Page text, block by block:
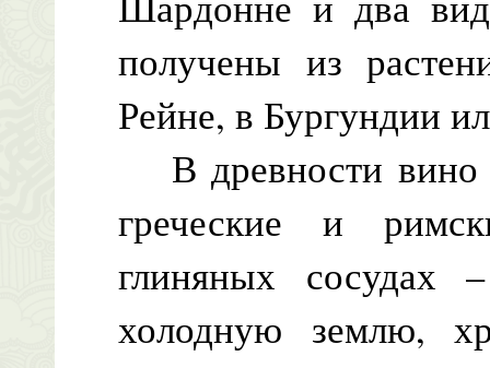
получены из
Рейне, в Бургундии
В древности вино
греческие и
глиняных
холодную землю,